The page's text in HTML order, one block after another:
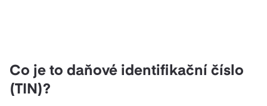
Co je to daňové identifikační číslo
(TIN)?